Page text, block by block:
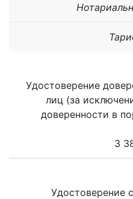
Удостоверение
лиц (за
доверенности в
3
Удостоверение